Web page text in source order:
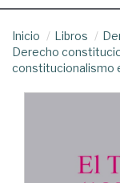
Inicio Libros
Derecho
constitucionalismo